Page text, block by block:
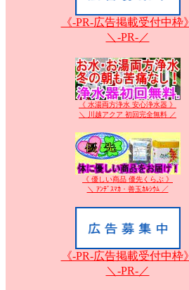
《-PR-広告掲載受付中枠》
＼-PR-／
《 水湯両方浄水 安心浄水器 》
＼ 川越アクア 初回完全無料 ／
《 優しい商品 優先くらぶ 》
＼ ｱﾝﾃﾞｽﾏｶ・善玉ｶﾙｼｳﾑ ／
《-PR-広告掲載受付中枠》
＼-PR-／